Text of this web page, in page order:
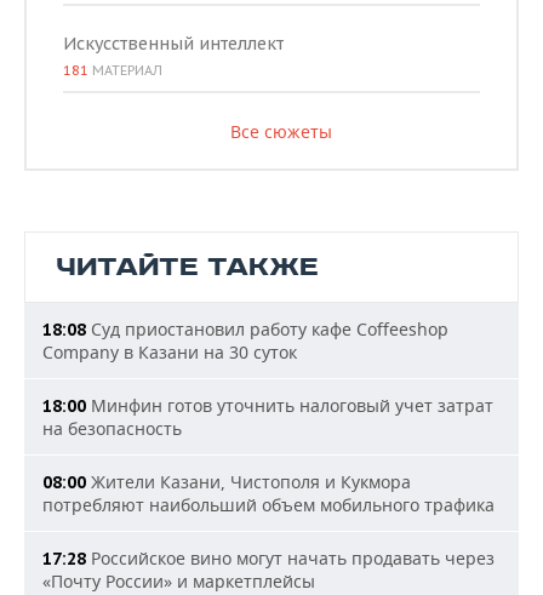
Искусственный интеллект
181 МАТЕРИАЛ
Все сюжеты
ЧИТАЙТЕ ТАКЖЕ
18:08 Суд приостановил работу кафе Coffeeshop
Company в Казани на 30 суток
18:00 Минфин готов уточнить налоговый учет затрат
на безопасность
08:00 Жители Казани, Чистополя и Кукмора
потребляют наибольший объем мобильного трафика
17:28 Российское вино могут начать продавать через
«Почту России» и маркетплейсы